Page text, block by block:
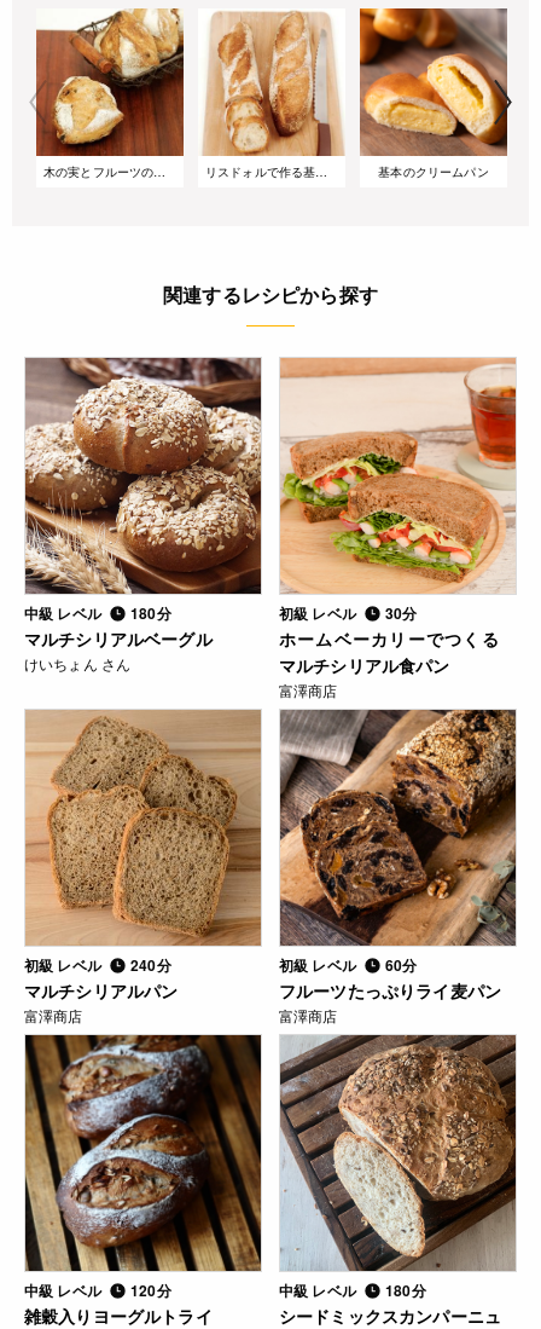
木の実とフルーツのリュスティック リスドォルで作る基本のバゲット 基本のクリームパン
関連するレシピから探す
中級 レベル 180分
マルチシリアルベーグル
けいちょん さん
初級 レベル 30分
ホームベーカリーでつくる
マルチシリアル食パン
富澤商店
初級 レベル 240分
マルチシリアルパン
富澤商店
初級 レベル 60分
フルーツたっぷりライ麦パン
富澤商店
中級 レベル 120分
雑穀入りヨーグルトライ
中級 レベル 180分
シードミックスカンパーニュ